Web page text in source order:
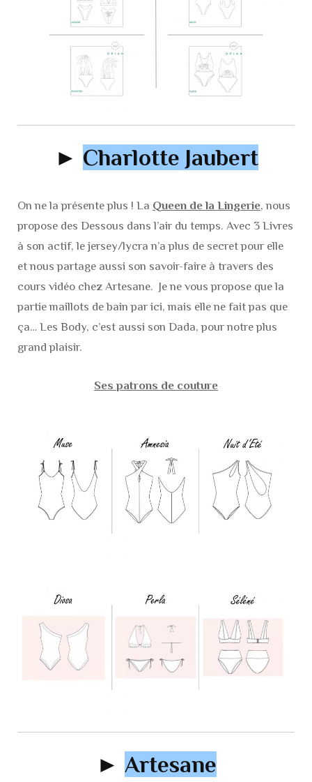
► Charlotte Jaubert
On ne la présente plus ! La Queen de la Lingerie, nous
propose des Dessous dans l’air du temps. Avec 3 Livres
à son actif, le jersey/lycra n’a plus de secret pour elle
et nous partage aussi son savoir-faire à travers des
cours vidéo chez Artesane. Je ne vous propose que la
partie maillots de bain par ici, mais elle ne fait pas que
ça… Les Body, c’est aussi son Dada, pour notre plus
grand plaisir.
Ses patrons de couture
► Artesane